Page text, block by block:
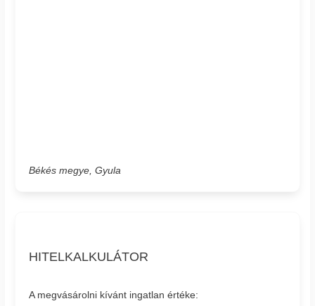
Békés megye, Gyula
HITELKALKULÁTOR
A megvásárolni kívánt ingatlan értéke: